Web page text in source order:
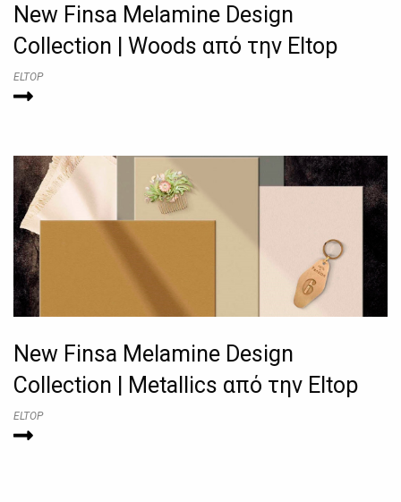
New Finsa Melamine Design
Collection | Woods από την Eltop
ELTOP
New Finsa Melamine Design
Collection | Metallics από την Eltop
ELTOP